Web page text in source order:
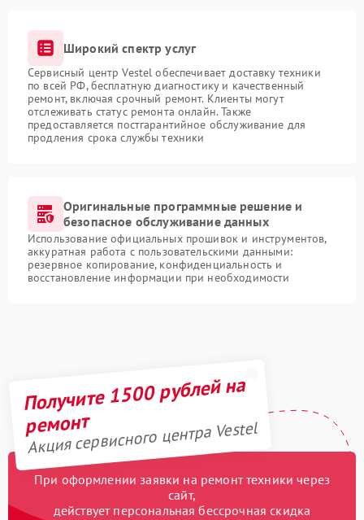
Широкий спектр услуг
Сервисный центр Vestel обеспечивает доставку техники
по всей РФ, бесплатную диагностику и качественный
ремонт, включая срочный ремонт. Клиенты могут
отслеживать статус ремонта онлайн. Также
предоставляется постгарантийное обслуживание для
продления срока службы техники
Оригинальные программные решение и
безопасное обслуживание данных
Использование официальных прошивок и инструментов,
аккуратная работа с пользовательскими данными:
резервное копирование, конфиденциальность и
восстановление информации при необходимости
Получите 1500 рублей на
ремонт
Акция сервисного центра Vestel
При оформлении заявки на ремонт техники через
сайт,
действует персональная бессрочная скидка